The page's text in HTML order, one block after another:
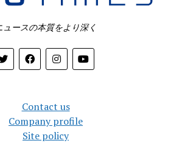
ュースの本質をより深く
Contact us
Company profile
Site policy